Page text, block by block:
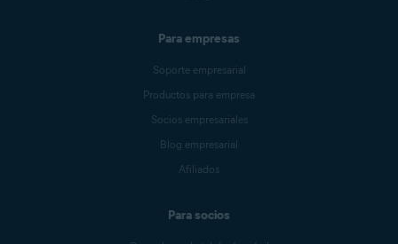
Para empresas
Soporte empresarial
Productos para empresa
Socios empresariales
Blog empresarial
Afiliados
Para socios